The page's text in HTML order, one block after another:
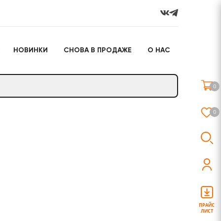
НОВИНКИ СНОВА В ПРОДАЖЕ О НАС
Настольные игры
Подарочные наборы
Слайм
0
0
ПРАЙС
ЛИСТ